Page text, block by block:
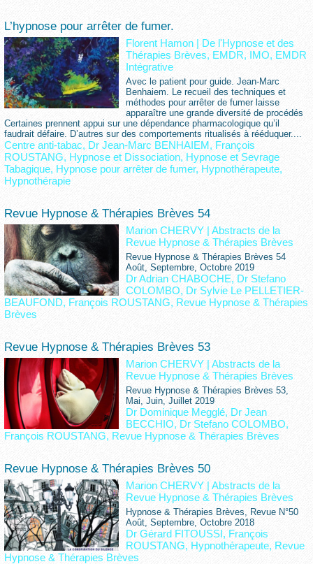
L’hypnose pour arrêter de fumer.
Florent Hamon | De l'Hypnose et des
Thérapies Brèves, EMDR, IMO, EMDR
Intégrative
Avec le patient pour guide. Jean-Marc
Benhaiem. Le recueil des techniques et
méthodes pour arrêter de fumer laisse
apparaître une grande diversité de procédés
Certaines prennent appui sur une dépendance pharmacologique qu’il
faudrait défaire. D’autres sur des comportements ritualisés à rééduquer....
Centre anti-tabac, Dr Jean-Marc BENHAIEM, François
ROUSTANG, Hypnose et Dissociation, Hypnose et Sevrage
Tabagique, Hypnose pour arrêter de fumer, Hypnothérapeute,
Hypnothérapie
Revue Hypnose & Thérapies Brèves 54
Marion CHERVY |Abstracts de la
Revue Hypnose & Thérapies Brèves
Revue Hypnose & Thérapies Brèves 54
Août, Septembre, Octobre 2019
Dr Adrian CHABOCHE, Dr Stefano
COLOMBO, Dr Sylvie Le PELLETIER-
BEAUFOND, François ROUSTANG, Revue Hypnose & Thérapies
Brèves
Revue Hypnose & Thérapies Brèves 53
Marion CHERVY |Abstracts de la
Revue Hypnose & Thérapies Brèves
Revue Hypnose & Thérapies Brèves 53,
Mai, Juin, Juillet 2019
Dr Dominique Megglé, Dr Jean
BECCHIO, Dr Stefano COLOMBO,
François ROUSTANG, Revue Hypnose & Thérapies Brèves
Revue Hypnose & Thérapies Brèves 50
Marion CHERVY |Abstracts de la
Revue Hypnose & Thérapies Brèves
Hypnose & Thérapies Brèves, Revue N°50
Août, Septembre, Octobre 2018
Dr Gérard FITOUSSI, François
ROUSTANG, Hypnothérapeute, Revue
Hypnose & Thérapies Brèves